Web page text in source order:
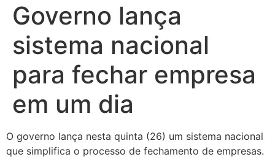
Governo lança
sistema nacional
para fechar empresa
em um dia
O governo lança nesta quinta (26) um sistema nacional
que simplifica o processo de fechamento de empresas.